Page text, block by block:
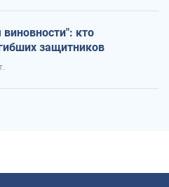
кто
защитников